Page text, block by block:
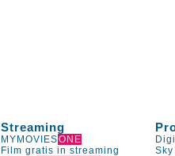
Streaming
MYMOVIESONE
Film gratis in streaming Sky